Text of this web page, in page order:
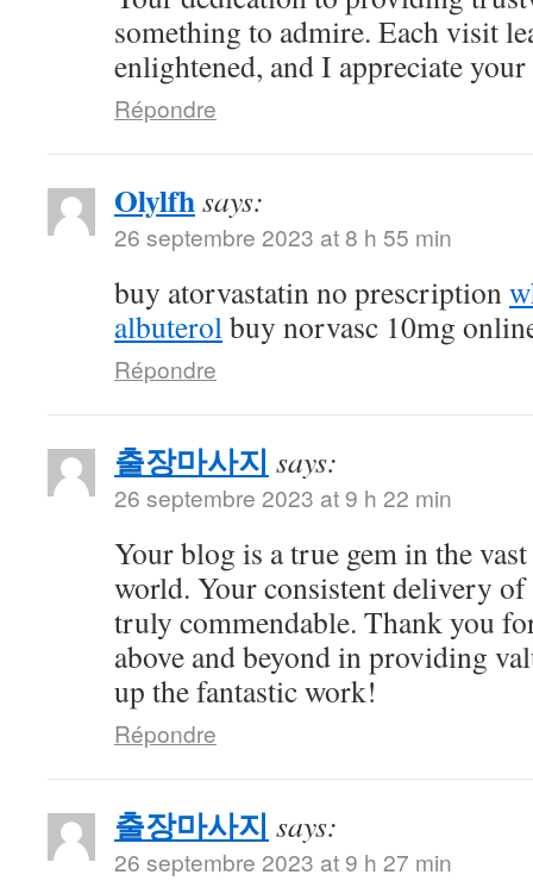
something to admire. Each visit
enlightened, and I appreciate
Répondre
Olylfhsays:
26 septembre 2023 at 8 h 55 min
buy atorvastatin no prescription
albuterolbuy norvasc 10mg
Répondre
출장마사지 says:
26 septembre 2023 at 9 h 22 min
Your blog is a true gem in the
world. Your consistent delivery
truly commendable. Thank you
above and beyond in providing
up the fantastic work!
Répondre
출장마사지 says:
26 septembre 2023 at 9 h 27 min